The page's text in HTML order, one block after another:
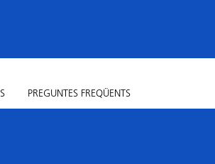
PREGUNTES FREQÜENTS